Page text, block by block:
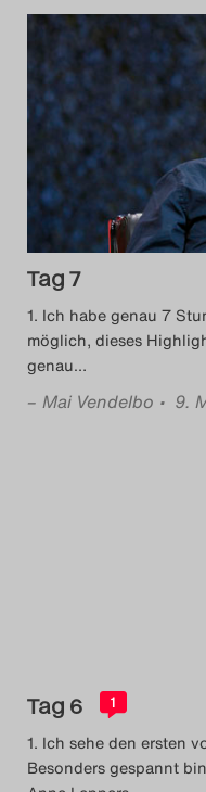
Tag 7
1. Ich habe genau 7
möglich, dieses
genau…
– Mai Vendelbo • 9.
Tag 6 1
1. Ich sehe den ersten
Besonders gespannt